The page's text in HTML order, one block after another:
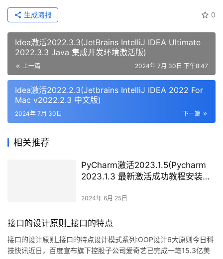
0
生成海报
Idea激活2022.3.3(JetBrains IntelliJ IDEA Ultimate
2022.3.3 Java 集成开发环境激活版)
上一篇 2024年 7月 30日 下午8:47
Idea激活2022.2.3(Jetbrains IntelliJ IDEA 2022 For
Mac v2022.2.3 中文版)
下一篇
2024年 7月 30日
相关推荐
PyCharm激活2023.1.5(Pycharm
2023.1.3 最新激活成功教程安装教
2024年 6月 25日
接口的设计原则_接口的特点
接口的设计原则_接口的特点设计模式系列:OOP设计6大原则今日科
技快讯近日，百度宣布旗下控股子公司爱奇艺已完成一笔15.3亿美